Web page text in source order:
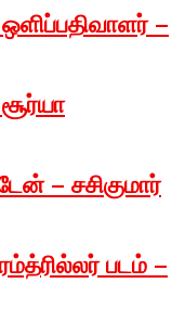
–
– சசிகுமார்
படம் –